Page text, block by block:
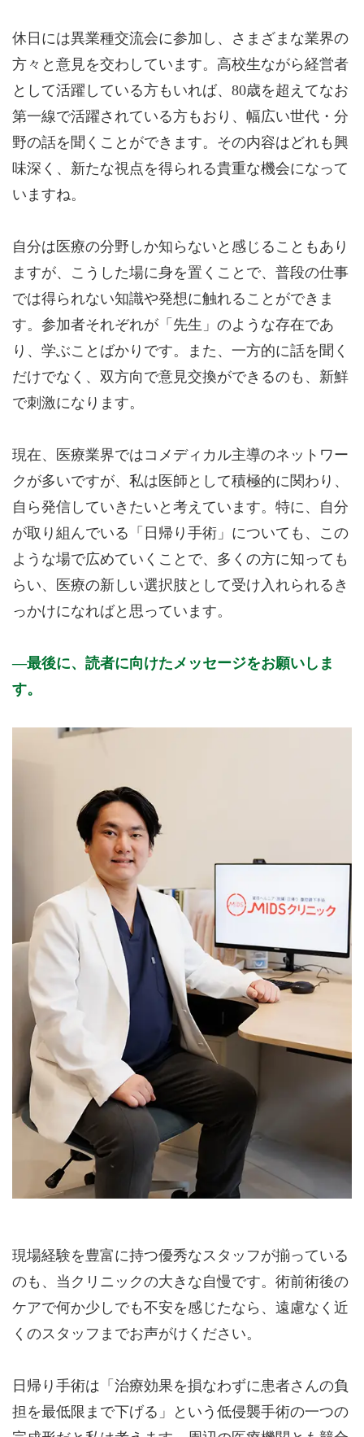
休日には異業種交流会に参加し、さまざまな業界の
方々と意見を交わしています。高校生ながら経営者
として活躍している方もいれば、80歳を超えてなお
第一線で活躍されている方もおり、幅広い世代・分
野の話を聞くことができます。その内容はどれも興
味深く、新たな視点を得られる貴重な機会になって
いますね。
自分は医療の分野しか知らないと感じることもあり
ますが、こうした場に身を置くことで、普段の仕事
では得られない知識や発想に触れることができま
す。参加者それぞれが「先生」のような存在であ
り、学ぶことばかりです。また、一方的に話を聞く
だけでなく、双方向で意見交換ができるのも、新鮮
で刺激になります。
現在、医療業界ではコメディカル主導のネットワー
クが多いですが、私は医師として積極的に関わり、
自ら発信していきたいと考えています。特に、自分
が取り組んでいる「日帰り手術」についても、この
ような場で広めていくことで、多くの方に知っても
らい、医療の新しい選択肢として受け入れられるき
っかけになればと思っています。
最後に、読者に向けたメッセージをお願いしま
す。
現場経験を豊富に持つ優秀なスタッフが揃っている
のも、当クリニックの大きな自慢です。術前術後の
ケアで何か少しでも不安を感じたなら、遠慮なく近
くのスタッフまでお声がけください。
日帰り手術は「治療効果を損なわずに患者さんの負
担を最低限まで下げる」という低侵襲手術の一つの